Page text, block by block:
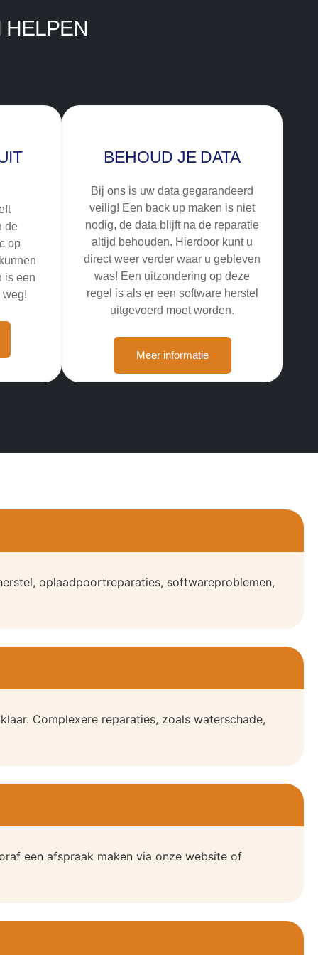
de
op
is een
weg!
BEHOUD JE DATA
Bij ons is uw data gegarandeerd
veilig! Een back up maken is niet
nodig, de data blijft na de reparatie
altijd behouden. Hierdoor kunt u
direct weer verder waar u gebleven
was! Een uitzondering op deze
regel is als er een software herstel
uitgevoerd moet worden.
Meer informatie
oplaadpoortreparaties, softwareproblemen,
Complexere reparaties, zoals waterschade,
een afspraak maken via onze website of